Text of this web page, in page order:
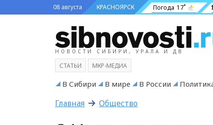
08 августа КРАСНОЯРСК Погода 17˚
НОВОСТИ СИБИРИ, УРАЛА И ДВ
СТАТЬИ МКР-МЕДИА
В Сибири В мире В России
Главная Общество